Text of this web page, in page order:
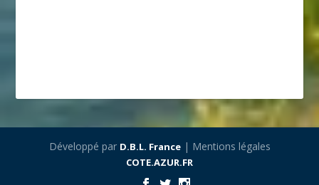
Développé par D.B.L. France| Mentions légales
COTE.AZUR.FR